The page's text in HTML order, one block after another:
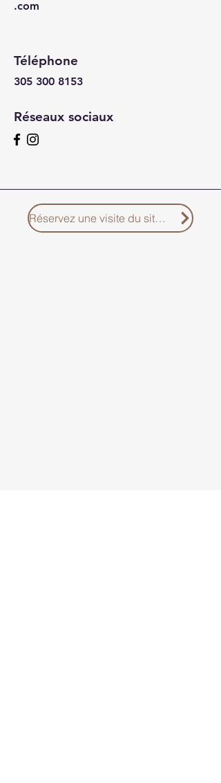
.com
Téléphone
305 300 8153
Réseaux sociaux
Réservez une visite du site – 250 $